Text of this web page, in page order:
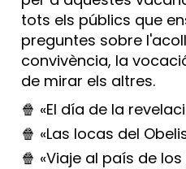
tots els públics que
preguntes sobre
convivència, la
de mirar els altres.
🍿 «El día de la
🍿 «Las locas del
🍿 «Viaje al país de